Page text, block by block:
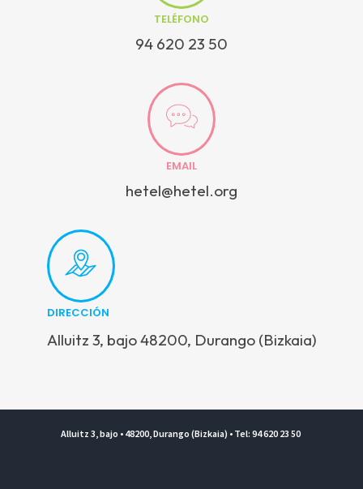
TELÉFONO
94 620 23 50
EMAIL
hetel@hetel.org
DIRECCIÓN
Alluitz 3, bajo 48200, Durango (Bizkaia)
Alluitz 3, bajo • 48200, Durango (Bizkaia) • Tel: 94 620 23 50